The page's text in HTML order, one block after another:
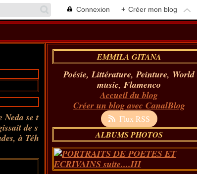
Connexion + Créer mon blog
Neda se t
de s
à Téh
EMMILA GITANA
Poésie, Littérature, Peinture, World
music, Flamenco
Accueil du blog
Créer un blog avec CanalBlog
Flux RSS
ALBUMS PHOTOS